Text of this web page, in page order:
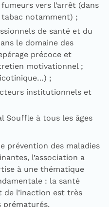
vers l’arrêt (dans
tabac notamment) ;
de santé et du
le domaine des
précoce et
motivationnel ;
;
institutionnels et
Souffle à tous les âges
prévention des maladies
l’association a
à une thématique
: la santé
de l’inaction est très
prématurés,